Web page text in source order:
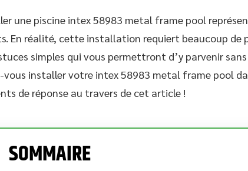
une piscine intex 58983 metal frame pool
En réalité, cette installation requiert beaucoup de
simples qui vous permettront d’y parvenir
vous installer votre intex 58983 metal frame pool
de réponse au travers de cet article !
SOMMAIRE